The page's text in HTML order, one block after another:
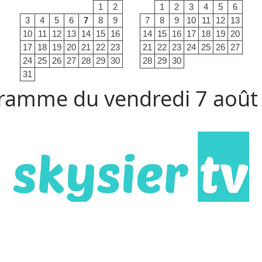
1
2
3
4 5 6 7 8
9
10
11 12 13 14 15 16
17 18 19 20 21 22 23
24 25 26 27 28 29 30
31
1 2 3 4 5
6
7
8 9 10 11 12 13
14 15 16 17 18 19 20
21
22 23 24 25 26 27
28 29 30
du vendredi 7